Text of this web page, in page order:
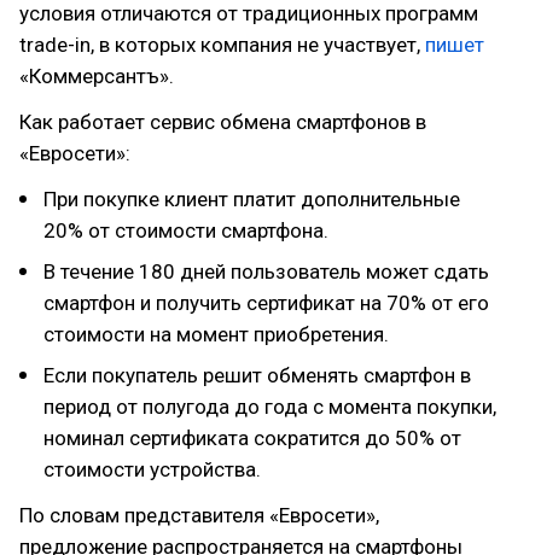
условия отличаются от традиционных программ
trade-in, в которых компания не участвует, пишет
«Коммерсантъ».
Как работает сервис обмена смартфонов в
«Евросети»:
При покупке клиент платит дополнительные
20% от стоимости смартфона.
В течение 180 дней пользователь может сдать
смартфон и получить сертификат на 70% от его
стоимости на момент приобретения.
Если покупатель решит обменять смартфон в
период от полугода до года с момента покупки,
номинал сертификата сократится до 50% от
стоимости устройства.
По словам представителя «Евросети»,
предложение распространяется на смартфоны